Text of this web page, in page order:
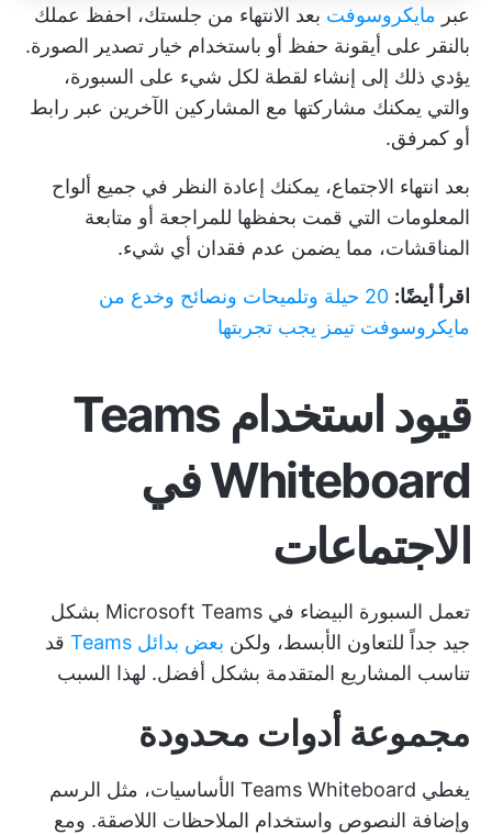
عبر مايكروسوفت بعد الانتهاء من جلستك، احفظ عملك
بالنقر على أيقونة حفظ أو باستخدام خيار تصدير الصورة.
يؤدي ذلك إلى إنشاء لقطة لكل شيء على السبورة،
والتي يمكنك مشاركتها مع المشاركين الآخرين عبر رابط
أو كمرفق.
بعد انتهاء الاجتماع، يمكنك إعادة النظر في جميع ألواح
المعلومات التي قمت بحفظها للمراجعة أو متابعة
المناقشات، مما يضمن عدم فقدان أي شيء.
اقرأ أيضًا:
20 حيلة وتلميحات ونصائح وخدع من
مايكروسوفت تيمز يجب تجربتها
قيود استخدام Teams
Whiteboard في
الاجتماعات
تعمل السبورة البيضاء في Microsoft Teams بشكل
جيد جداً للتعاون الأبسط، ولكن بعض بدائل Teams
قد
تناسب المشاريع المتقدمة بشكل أفضل. لهذا السبب
مجموعة أدوات محدودة
يغطي Teams Whiteboard الأساسيات، مثل الرسم
وإضافة النصوص واستخدام الملاحظات اللاصقة. ومع